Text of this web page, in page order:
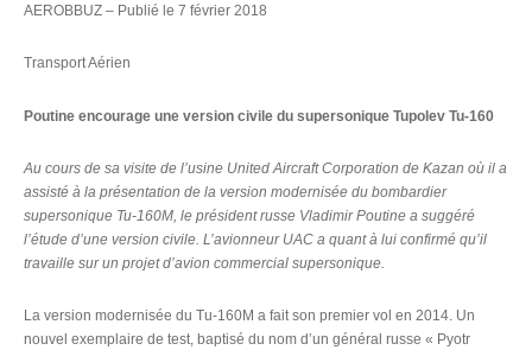
AEROBBUZ – Publié le 7 février 2018
Transport Aérien
Poutine encourage une version civile du supersonique Tupolev Tu-160
Au cours de sa visite de l’usine United Aircraft Corporation de Kazan où il a
assisté à la présentation de la version modernisée du bombardier
supersonique Tu-160M, le président russe Vladimir Poutine a suggéré
l’étude d’une version civile. L’avionneur UAC a quant à lui confirmé qu’il
travaille sur un projet d’avion commercial supersonique.
La version modernisée du Tu-160M a fait son premier vol en 2014. Un
nouvel exemplaire de test, baptisé du nom d’un général russe « Pyotr